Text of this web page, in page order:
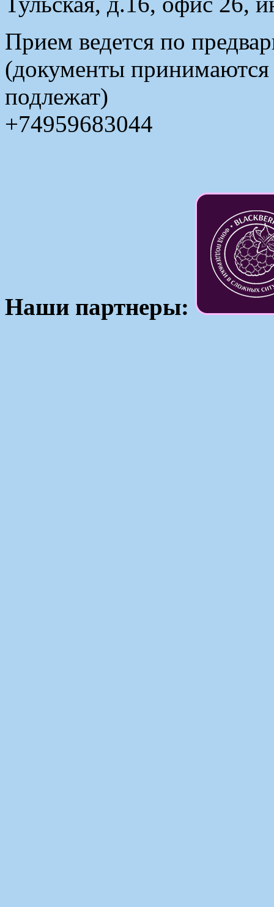
Прием ведется по
(документы принимаются
подлежат)
+74959683044
Наши партнеры: